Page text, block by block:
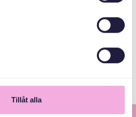
Tillåt alla